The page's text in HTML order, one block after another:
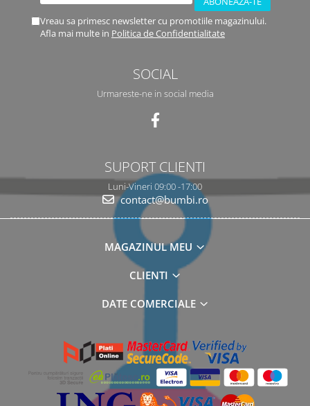
Vreau sa primesc newsletter cu promotiile magazinului.
Afla mai multe in Politica de Confidentialitate
SOCIAL
Urmareste-ne in social media
SUPORT CLIENTI
Luni-Vineri 09:00 -17:00
contact@bumbi.ro
MAGAZINUL MEU
CLIENTI
DATE COMERCIALE